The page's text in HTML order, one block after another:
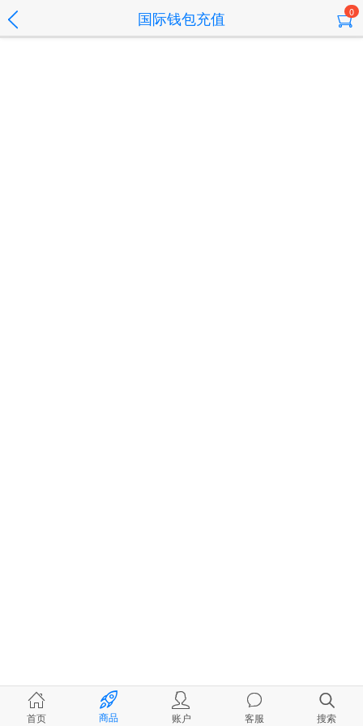
国际钱包充值 0
首页 商品 账户 客服 搜索